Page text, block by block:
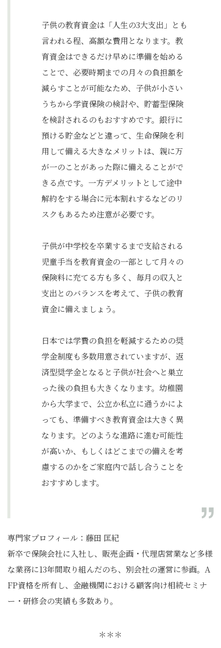
子供の教育資金は「人生の3大支出」とも
言われる程、高額な費用となります。教
育資金はできるだけ早めに準備を始める
ことで、必要時期までの月々の負担額を
減らすことが可能なため、子供が小さい
うちから学資保険の検討や、貯蓄型保険
を検討されるのもおすすめです。銀行に
預ける貯金などと違って、生命保険を利
用して備える大きなメリットは、親に万
が一のことがあった際に備えることがで
きる点です。一方デメリットとして途中
解約をする場合に元本割れするなどのリ
スクもあるため注意が必要です。
子供が中学校を卒業するまで支給される
児童手当を教育資金の一部として月々の
保険料に充てる方も多く、毎月の収入と
支出とのバランスを考えて、子供の教育
資金に備えましょう。
日本では学費の負担を軽減するための奨
学金制度も多数用意されていますが、返
済型奨学金となると子供が社会へと巣立
った後の負担も大きくなります。幼稚園
から大学まで、公立か私立に通うかによ
っても、準備すべき教育資金は大きく異
なります。どのような進路に進む可能性
が高いか、もしくはどこまでの備えを考
慮するのかをご家庭内で話し合うことを
おすすめします。
専門家プロフィール：藤田 匡紀
新卒で保険会社に入社し、販売企画・代理店営業など多様
な業務に13年間取り組んだのち、別会社の運営に参画。A
FP資格を所有し、金融機関における顧客向け相続セミナ
ー・研修会の実績も多数あり。
＊＊＊